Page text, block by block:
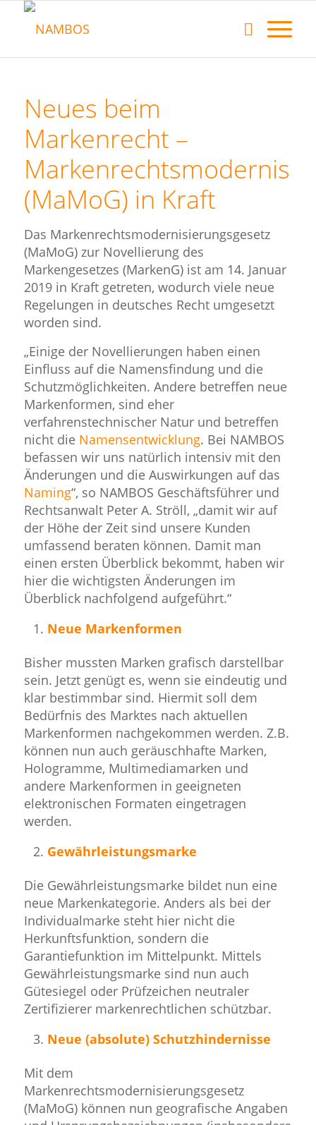
Neues beim
Markenrecht –
(MaMoG) in Kraft
Das Markenrechtsmodernisierungsgesetz
(MaMoG) zur Novellierung des
Markengesetzes (MarkenG) ist am 14. Januar
2019 in Kraft getreten, wodurch viele neue
Regelungen in deutsches Recht umgesetzt
worden sind.
„Einige der Novellierungen haben einen
Einfluss auf die Namensfindung und die
Schutzmöglichkeiten. Andere betreffen neue
Markenformen, sind eher
verfahrenstechnischer Natur und betreffen
nicht die Namensentwicklung. Bei NAMBOS
befassen wir uns natürlich intensiv mit den
Änderungen und die Auswirkungen auf das
Naming“, so NAMBOS Geschäftsführer und
Rechtsanwalt Peter A. Ströll, „damit wir auf
der Höhe der Zeit sind unsere Kunden
umfassend beraten können. Damit man
einen ersten Überblick bekommt, haben wir
hier die wichtigsten Änderungen im
Überblick nachfolgend aufgeführt.“
Neue Markenformen
Bisher mussten Marken grafisch darstellbar
sein. Jetzt genügt es, wenn sie eindeutig und
klar bestimmbar sind. Hiermit soll dem
Bedürfnis des Marktes nach aktuellen
Markenformen nachgekommen werden. Z.B.
können nun auch geräuschhafte Marken,
Hologramme, Multimediamarken und
andere Markenformen in geeigneten
elektronischen Formaten eingetragen
werden.
Gewährleistungsmarke
Die Gewährleistungsmarke bildet nun eine
neue Markenkategorie. Anders als bei der
Individualmarke steht hier nicht die
Herkunftsfunktion, sondern die
Garantiefunktion im Mittelpunkt. Mittels
Gewährleistungsmarke sind nun auch
Gütesiegel oder Prüfzeichen neutraler
Zertifizierer markenrechtlichen schützbar.
Neue (absolute) Schutzhindernisse
Mit dem
Markenrechtsmodernisierungsgesetz
(MaMoG) können nun geografische Angaben